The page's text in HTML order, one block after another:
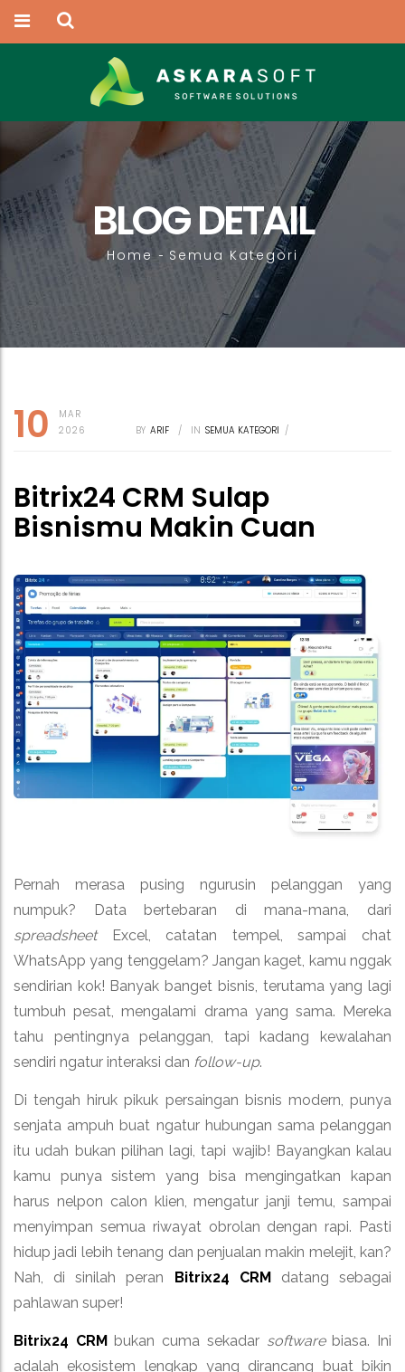
BLOG DETAIL
Home - Semua Kategori
10
MAR
2026
BY ARIF / IN SEMUA KATEGORI /
Bitrix24 CRM Sulap
Bisnismu Makin Cuan
Pernah merasa pusing ngurusin pelanggan yang
numpuk? Data bertebaran di mana-mana, dari
spreadsheetExcel, catatan tempel, sampai chat
WhatsApp yang tenggelam? Jangan kaget, kamu nggak
sendirian kok! Banyak banget bisnis, terutama yang lagi
tumbuh pesat, mengalami drama yang sama. Mereka
tahu pentingnya pelanggan, tapi kadang kewalahan
sendiri ngatur interaksi dan follow-up.
Di tengah hiruk pikuk persaingan bisnis modern, punya
senjata ampuh buat ngatur hubungan sama pelanggan
itu udah bukan pilihan lagi, tapi wajib! Bayangkan kalau
kamu punya sistem yang bisa mengingatkan kapan
harus nelpon calon klien, mengatur janji temu, sampai
menyimpan semua riwayat obrolan dengan rapi. Pasti
hidup jadi lebih tenang dan penjualan makin melejit, kan?
Nah, di sinilah peran Bitrix24 CRMdatang sebagai
pahlawan super!
Bitrix24 CRMbukan cuma sekadar softwarebiasa. Ini
adalah ekosistem lengkap yang dirancang buat bikin